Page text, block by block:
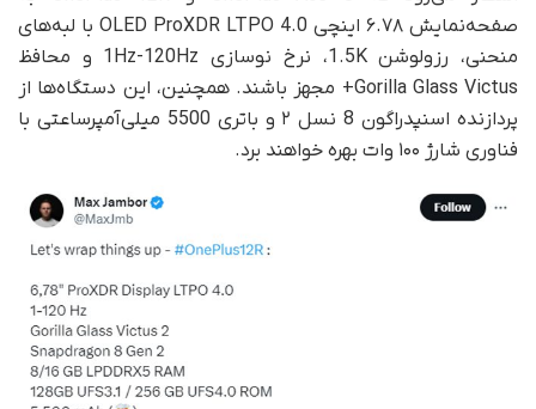
صفحه‌نمایش ۶.۷۸ اینچی OLED ProXDR LTPO 4.0 با لبه‌های
منحنی، رزولوشن 1.5K، نرخ نوسازی 1Hz-120Hz و محافظ
Gorilla Glass Victus+ مجهز باشند. همچنین، این دستگاه‌ها از
پردازنده اسنپدراگون 8 نسل ۲ و باتری 5500 میلی‌آمپرساعتی با
فناوری شارژ ۱۰۰ وات بهره خواهند برد.